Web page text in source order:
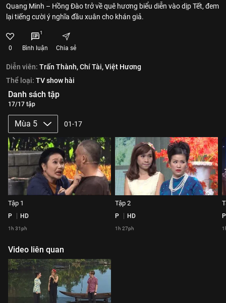
Quang Minh – Hồng Đào trở về quê hương biểu diễn vào dịp Tết, đem
lại tiếng cười ý nghĩa đầu xuân cho khán giả.
0
1
Bình luận Chia sẻ
Diễn viên: Trấn Thành,Chí Tài,Việt Hương
Thể loại: TV show hài
Danh sách tập
17/17 tập
Mùa 5 01-17
Tập 1
P HD
1h 31ph
Tập 2
P HD
1h 27ph
P
Video liên quan